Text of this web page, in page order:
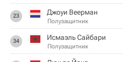
23 Джоуи Веерман
Полузащитник
34 Исмаэль Сайбари
Полузащитник